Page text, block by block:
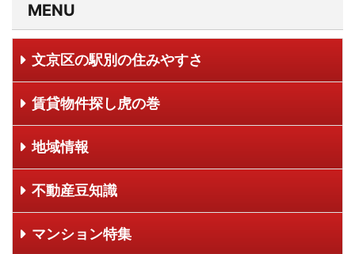
MENU
文京区の駅別の住みやすさ
賃貸物件探し虎の巻
地域情報
不動産豆知識
マンション特集